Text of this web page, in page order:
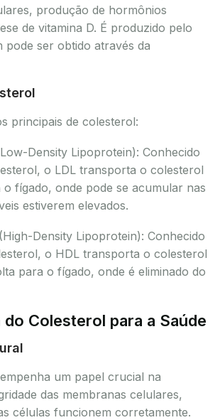
produção de hormônios
de vitamina D. É produzido pelo
pode ser obtido através da
principais de colesterol:
Density Lipoprotein): Conhecido
o LDL transporta o colesterol
o fígado, onde pode se acumular nas
estiverem elevados.
Density Lipoprotein): Conhecido
o HDL transporta o colesterol
para o fígado, onde é eliminado do
Colesterol para a Saúde
um papel crucial na
das membranas celulares,
células funcionem corretamente.